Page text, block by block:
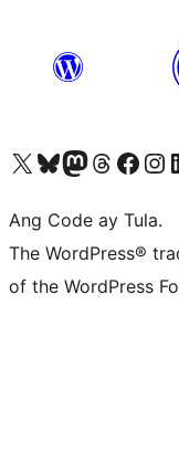
Visit our X (formerly Twitter) account
Bisitahin ang aming Bluesky account
Visit our Mastodon account
Bisitahin ang aming Threads
Visit our Facebook page
Visit
Ang Code ay Tula.
The WordPress®
of the WordPress